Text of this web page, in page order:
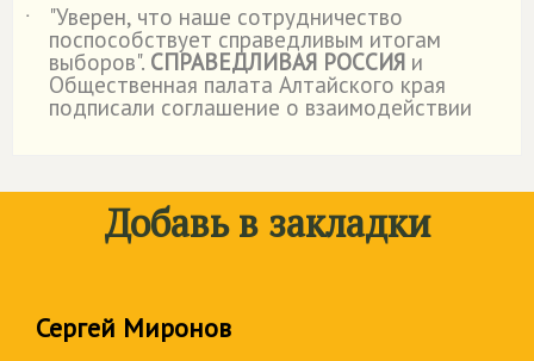
˙
"Уверен, что наше сотрудничество
поспособствует справедливым итогам
выборов". СПРАВЕДЛИВАЯ РОССИЯ и
Общественная палата Алтайского края
подписали соглашение о взаимодействии
Добавь в закладки
Сергей Миронов